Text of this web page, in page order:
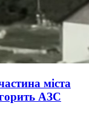
міста
АЗС